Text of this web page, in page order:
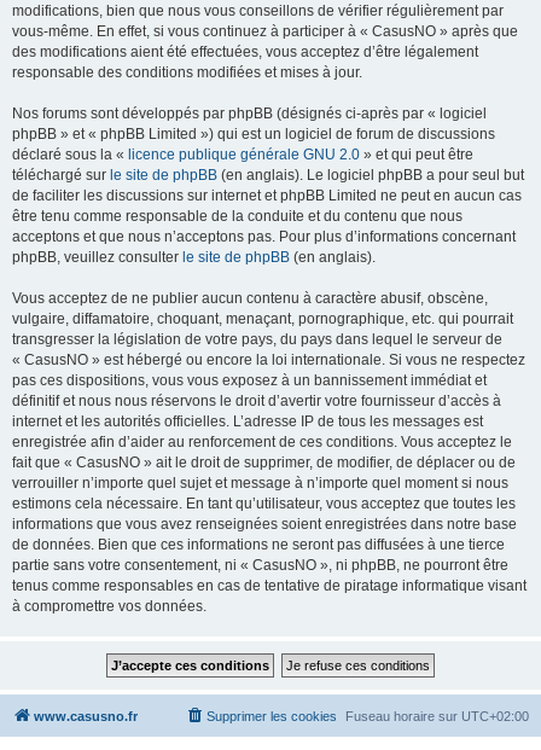
modifications, bien que nous vous conseillons de vérifier régulièrement par
vous-même. En effet, si vous continuez à participer à « CasusNO » après que
des modifications aient été effectuées, vous acceptez d’être légalement
responsable des conditions modifiées et mises à jour.
Nos forums sont développés par phpBB (désignés ci-après par « logiciel
phpBB » et « phpBB Limited ») qui est un logiciel de forum de discussions
déclaré sous la « licence publique générale GNU 2.0 » et qui peut être
téléchargé sur le site de phpBB (en anglais). Le logiciel phpBB a pour seul but
de faciliter les discussions sur internet et phpBB Limited ne peut en aucun cas
être tenu comme responsable de la conduite et du contenu que nous
acceptons et que nous n’acceptons pas. Pour plus d’informations concernant
phpBB, veuillez consulter le site de phpBB (en anglais).
Vous acceptez de ne publier aucun contenu à caractère abusif, obscène,
vulgaire, diffamatoire, choquant, menaçant, pornographique, etc. qui pourrait
transgresser la législation de votre pays, du pays dans lequel le serveur de
« CasusNO » est hébergé ou encore la loi internationale. Si vous ne respectez
pas ces dispositions, vous vous exposez à un bannissement immédiat et
définitif et nous nous réservons le droit d’avertir votre fournisseur d’accès à
internet et les autorités officielles. L’adresse IP de tous les messages est
enregistrée afin d’aider au renforcement de ces conditions. Vous acceptez le
fait que « CasusNO » ait le droit de supprimer, de modifier, de déplacer ou de
verrouiller n’importe quel sujet et message à n’importe quel moment si nous
estimons cela nécessaire. En tant qu’utilisateur, vous acceptez que toutes les
informations que vous avez renseignées soient enregistrées dans notre base
de données. Bien que ces informations ne seront pas diffusées à une tierce
partie sans votre consentement, ni « CasusNO », ni phpBB, ne pourront être
tenus comme responsables en cas de tentative de piratage informatique visant
à compromettre vos données.
www.casusno.fr Fuseau horaire sur UTC+02:00
Supprimer les cookies